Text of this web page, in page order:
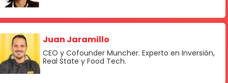
Juan Jaramillo
CEO y Cofounder Muncher. Experto en Inversión,
Real State y Food Tech.